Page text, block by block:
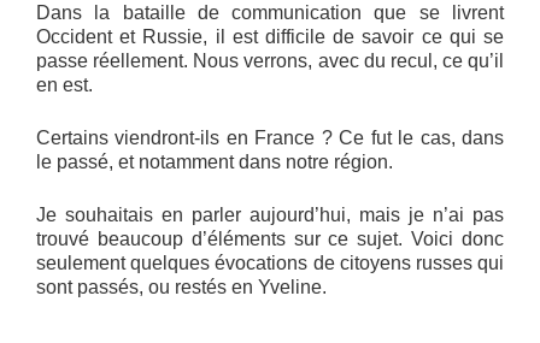
Dans la bataille de communication que se livrent
Occident et Russie, il est difficile de savoir ce qui se
passe réellement. Nous verrons, avec du recul, ce qu’il
en est.
Certains viendront-ils en France ? Ce fut le cas, dans
le passé, et notamment dans notre région.
Je souhaitais en parler aujourd’hui, mais je n’ai pas
trouvé beaucoup d’éléments sur ce sujet. Voici donc
seulement quelques évocations de citoyens russes qui
sont passés, ou restés en Yveline.